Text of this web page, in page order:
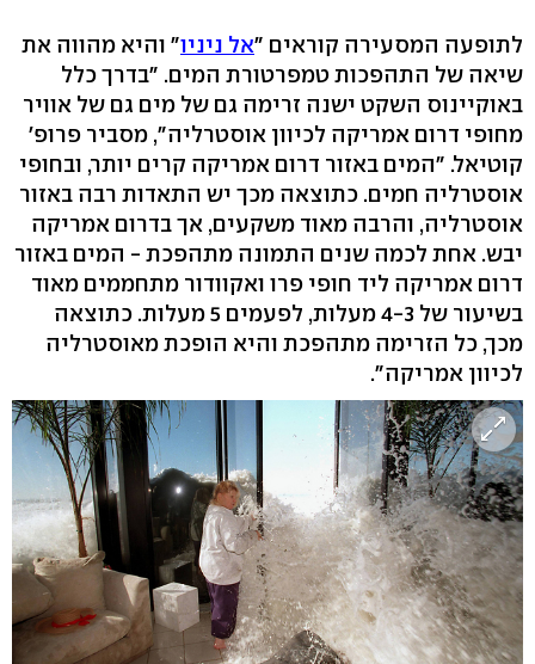
לתופעה המסעירה קוראים "אל ניניו" והיא מהווה את
שיאה של התהפכות טמפרטורת המים. "בדרך כלל
באוקיינוס השקט ישנה זרימה גם של מים גם של אוויר
מחופי דרום אמריקה לכיוון אוסטרליה", מסביר פרופ'
קוטיאל. "המים באזור דרום אמריקה קרים יותר, ובחופי
אוסטרליה חמים. כתוצאה מכך יש התאדות רבה באזור
אוסטרליה, והרבה מאוד משקעים, אך בדרום אמריקה
יבש. אחת לכמה שנים התמונה מתהפכת - המים באזור
דרום אמריקה ליד חופי פרו ואקוודור מתחממים מאוד
בשיעור של 4-3 מעלות, לפעמים 5 מעלות. כתוצאה
מכך, כל הזרימה מתהפכת והיא הופכת מאוסטרליה
לכיוון אמריקה".